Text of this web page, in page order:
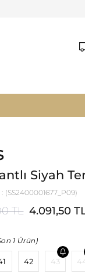
Siyah
(SS2400001677_P09)
TL 4.091,50
1 Ürün)
42 43